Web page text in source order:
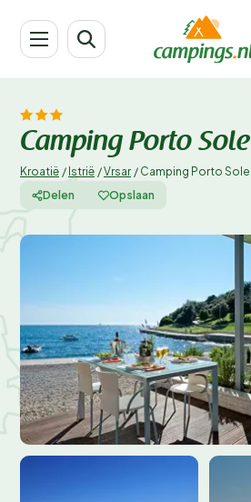
Camping Porto Sole
Kroatië / Istrië /Vrsar / Camping Porto Sole
Delen Opslaan